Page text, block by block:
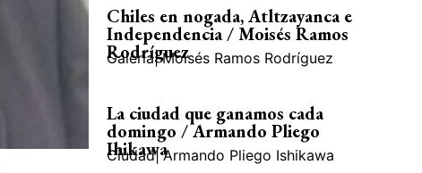
Chiles en nogada, Atltzayanca e
Independencia / Moisés Ramos
Rodríguez
Galería| Moisés Ramos Rodríguez
La ciudad que ganamos cada
domingo / Armando Pliego
Ihikawa
Ciudad| Armando Pliego Ishikawa